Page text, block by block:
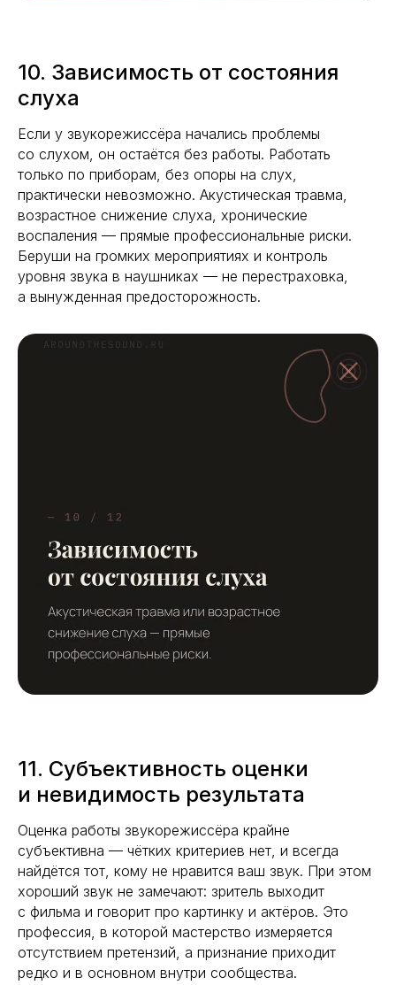
10. Зависимость от состояния
слуха
Если у звукорежиссёра начались проблемы
со слухом, он остаётся без работы. Работать
только по приборам, без опоры на слух,
практически невозможно. Акустическая травма,
возрастное снижение слуха, хронические
воспаления — прямые профессиональные риски.
Беруши на громких мероприятиях и контроль
уровня звука в наушниках — не перестраховка,
а вынужденная предосторожность.
11. Субъективность оценки
и невидимость результата
Оценка работы звукорежиссёра крайне
субъективна — чётких критериев нет, и всегда
найдётся тот, кому не нравится ваш звук. При этом
хороший звук не замечают: зритель выходит
с фильма и говорит про картинку и актёров. Это
профессия, в которой мастерство измеряется
отсутствием претензий, а признание приходит
редко и в основном внутри сообщества.